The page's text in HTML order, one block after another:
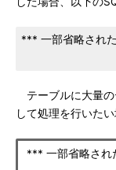
*** 一部省略され
テーブルに大量の
して処理を行いた
*** 一部省略され